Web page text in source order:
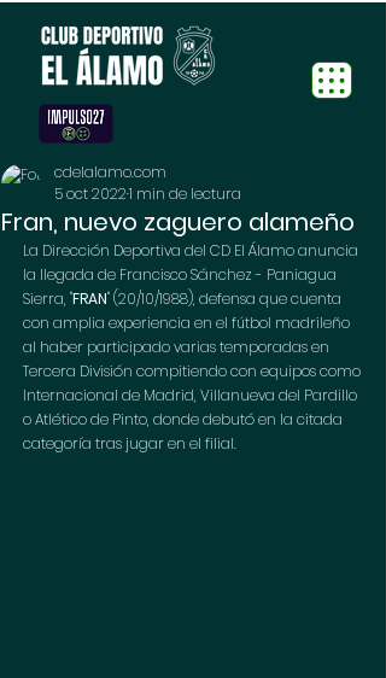
Fran, nuevo zaguero alameño
cdelalamo.com
5 oct 20221 min de lectura
La Dirección Deportiva del CD El Álamo anuncia
la llegada de Francisco Sánchez - Paniagua
Sierra, "FRAN" (20/10/1988), defensa que cuenta
con amplia experiencia en el fútbol madrileño
al haber participado varias temporadas en
Tercera División compitiendo con equipos como
Internacional de Madrid, Villanueva del Pardillo
o Atlético de Pinto, donde debutó en la citada
categoría tras jugar en el filial.